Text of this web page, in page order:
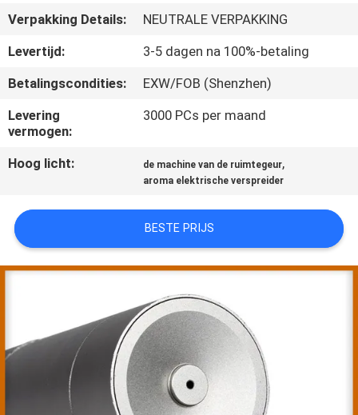
VERZOEK
OM EEN
SHOPPING
ONLINE
PRIVACY
POLICY
Verpakking Details:
NEUTRALE VERPAKKING
Levertijd:
3-5 dagen na 100%-betaling
Betalingscondities:
EXW/FOB (Shenzhen)
Levering
vermogen:
3000 PCs per maand
Hoog licht: de machine van de ruimtegeur,
aroma elektrische verspreider
BESTE PRIJS